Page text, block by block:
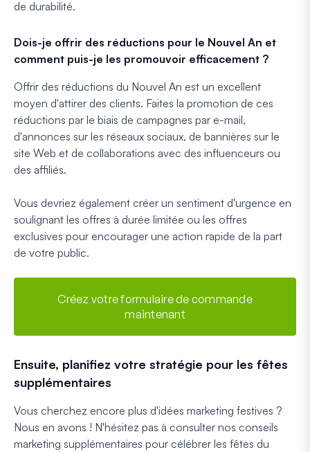
de durabilité.
Dois-je offrir des réductions pour le Nouvel An et
comment puis-je les promouvoir efficacement ?
Offrir des réductions du Nouvel An est un excellent
moyen d'attirer des clients. Faites la promotion de ces
réductions par le biais de campagnes par e-mail,
d'annonces sur les réseaux sociaux, de bannières sur le
site Web et de collaborations avec des influenceurs ou
des affiliés.
Vous devriez également créer un sentiment d'urgence en
soulignant les offres à durée limitée ou les offres
exclusives pour encourager une action rapide de la part
de votre public.
Créez votre formulaire de commande
maintenant
Ensuite, planifiez votre stratégie pour les fêtes
supplémentaires
Vous cherchez encore plus d'idées marketing festives ?
Nous en avons ! N'hésitez pas à consulter nos conseils
marketing supplémentaires pour célébrer les fêtes du